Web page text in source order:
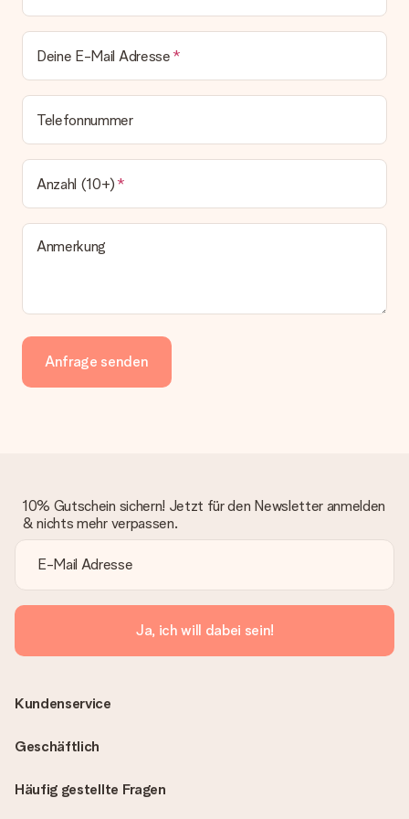
Deine E-Mail Adresse
Telefonnummer
Anzahl (10+)
Anmerkung
Anfrage senden
10% Gutschein sichern! Jetzt für den Newsletter anmelden
& nichts mehr verpassen.
Ja, ich will dabei sein!
Häufig gestellte Fragen
Kundenservice
Geschäftlich